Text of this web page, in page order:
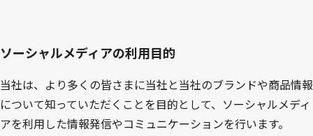
ソーシャルメディアの利用目的
当社は、より多くの皆さまに当社と当社のブランドや商品情報
について知っていただくことを目的として、ソーシャルメディ
アを利用した情報発信やコミュニケーションを行います。